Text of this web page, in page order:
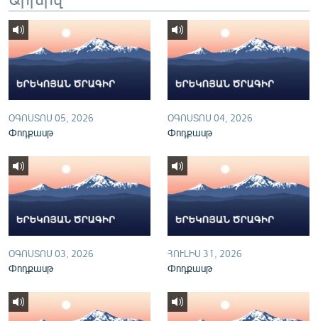
English
Русский
«Ազատության» բոլոր կայքերը
ՕԳՈՍՏՈՍ 05, 2026
Փոդքասթ
ՕԳՈՍՏՈՍ 04, 2026
Փոդքասթ
ՕԳՈՍՏՈՍ 03, 2026
Փոդքասթ
ՀՈՒԼԻՍ 31, 2026
Փոդքասթ